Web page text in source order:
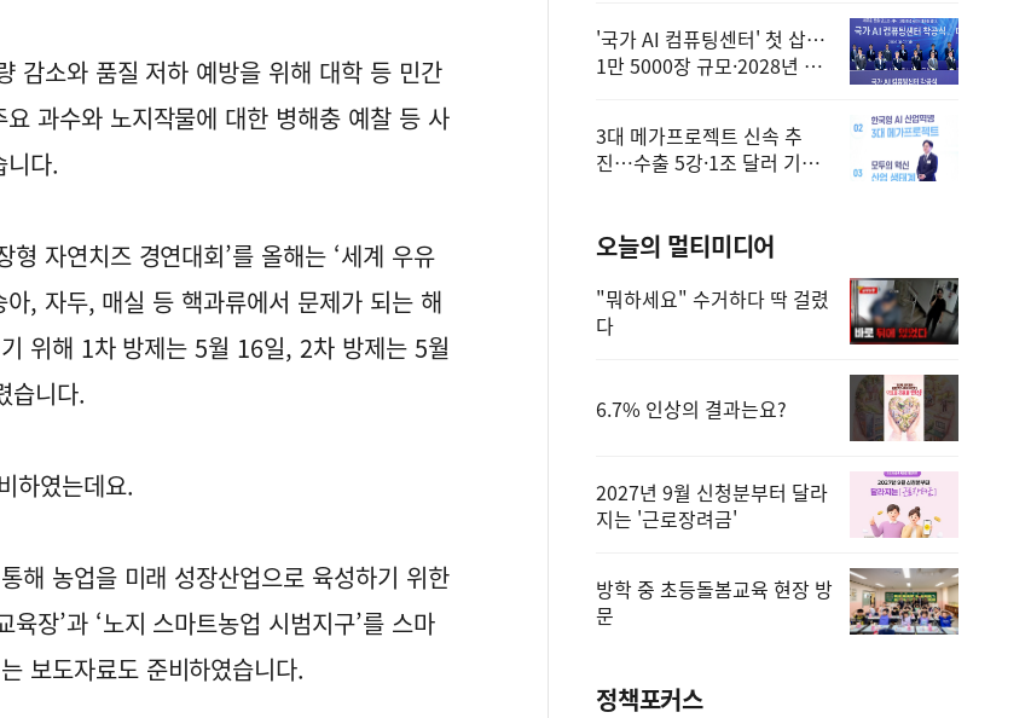
감소와 품질 저하 예방을 위해 대학 등 민간
과수와 노지작물에 대한 병해충 예찰 등 사
다.
자연치즈 경연대회’를 올해는 ‘세계 우유
, 자두, 매실 등 핵과류에서 문제가 되는 해
위해 1차 방제는 5월 16일, 2차 방제는 5월
습니다.
하였는데요.
해 농업을 미래 성장산업으로 육성하기 위한
장’과 ‘노지 스마트농업 시범지구’를 스마
보도자료도 준비하였습니다.
'국가 AI 컴퓨팅센터' 첫 삽…
1만 5000장 규모·2028년 완
3대 메가프로젝트 신속 추
진…수출 5강·1조 달러 기반
오늘의 멀티미디어
"뭐하세요" 수거하다 딱 걸렸
다
6.7% 인상의 결과는요?
2027년 9월 신청분부터 달라
지는 '근로장려금'
방학 중 초등돌봄교육 현장 방
문
정책포커스